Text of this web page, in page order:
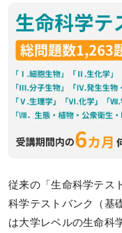
講師紹介
ガイダンス・個別相
受講プランナー個別相
ガイダンス・説明会に
過去のガイダンス・説
カリキュラム
従来の「生命科学テス
科学テストバンク（基
は大学レベルの生命科